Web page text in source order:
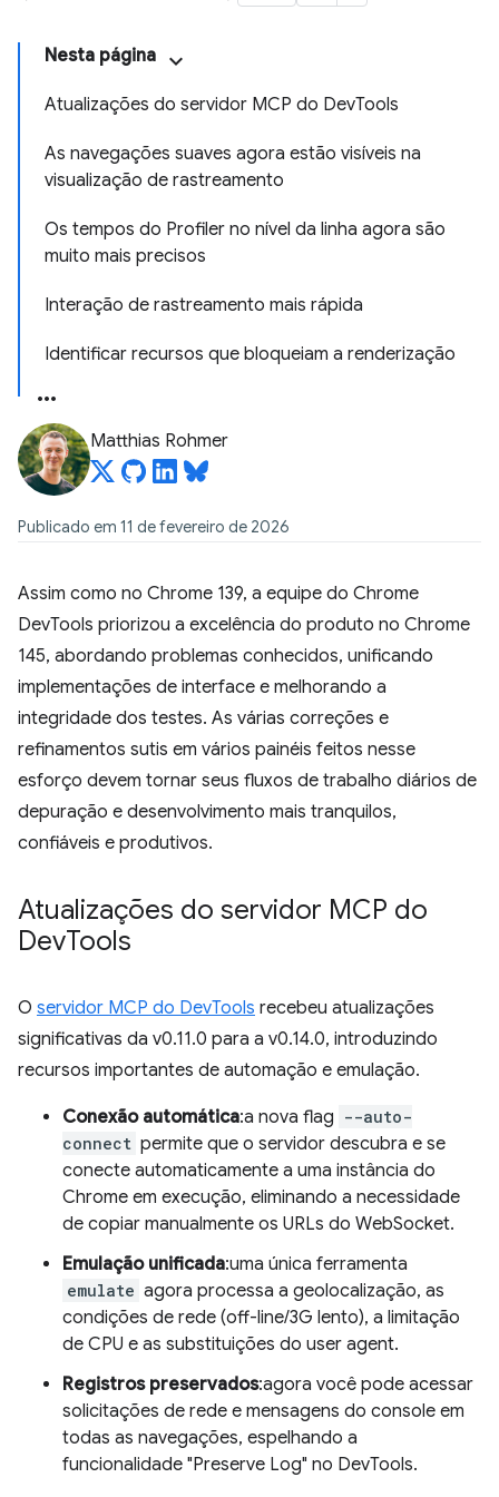
Nesta página
Atualizações do servidor MCP do DevTools
As navegações suaves agora estão visíveis na
visualização de rastreamento
Os tempos do Profiler no nível da linha agora são
muito mais precisos
Interação de rastreamento mais rápida
Identificar recursos que bloqueiam a renderização
Matthias Rohmer
Publicado em 11 de fevereiro de 2026
Assim como no Chrome 139, a equipe do Chrome
DevTools priorizou a excelência do produto no Chrome
145, abordando problemas conhecidos, unificando
implementações de interface e melhorando a
integridade dos testes. As várias correções e
refinamentos sutis em vários painéis feitos nesse
esforço devem tornar seus fluxos de trabalho diários de
depuração e desenvolvimento mais tranquilos,
confiáveis e produtivos.
Atualizações do servidor MCP do
DevTools
O servidor MCP do DevTools recebeu atualizações
significativas da v0.11.0 para a v0.14.0, introduzindo
recursos importantes de automação e emulação.
Conexão automática:a nova flag --auto-
connect permite que o servidor descubra e se
conecte automaticamente a uma instância do
Chrome em execução, eliminando a necessidade
de copiar manualmente os URLs do WebSocket.
Emulação unificada:uma única ferramenta
emulate agora processa a geolocalização, as
condições de rede (off-line/3G lento), a limitação
de CPU e as substituições do user agent.
Registros preservados:agora você pode acessar
solicitações de rede e mensagens do console em
todas as navegações, espelhando a
funcionalidade "Preserve Log" no DevTools.